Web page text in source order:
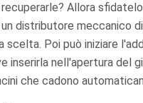
Allora
distributore meccanico
scelta. Poi può iniziare
inserirla nell'apertura del
che cadono